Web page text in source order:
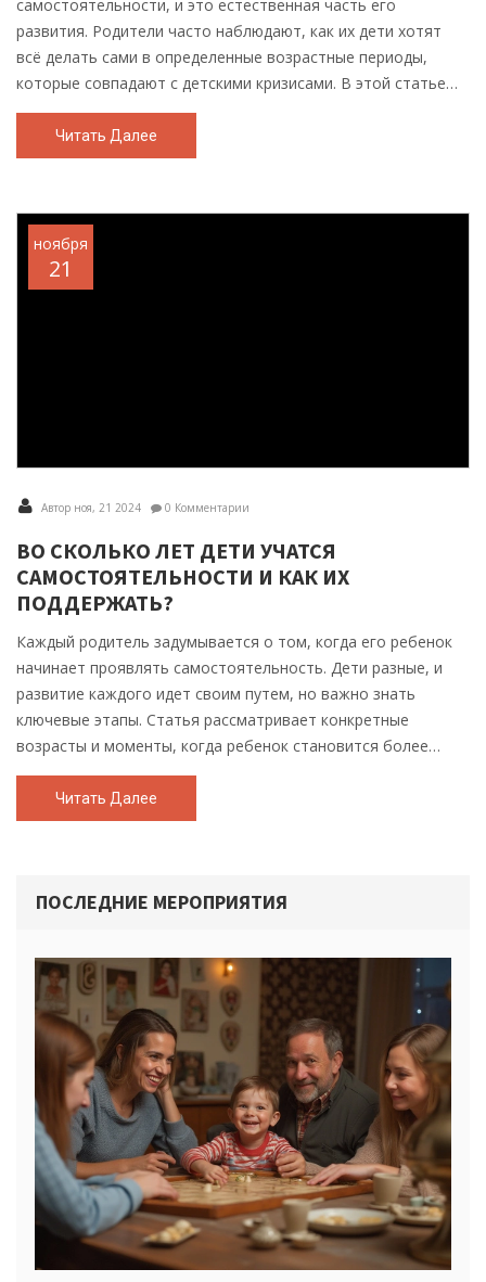
самостоятельности, и это естественная часть его
развития. Родители часто наблюдают, как их дети хотят
всё делать сами в определенные возрастные периоды,
которые совпадают с детскими кризисами. В этой статье
рассматриваются основные возрастные этапы, когда
возникает желание быть самостоятельным, советы для
родителей по поддержке и направлению этой инициативы.
детей и как помочь им развить это важное качество,
поддерживая гармоничные отношения в семье.
Читать Далее
ноября
21
Автор ноя, 21 2024 0 Комментарии
ВО СКОЛЬКО ЛЕТ ДЕТИ УЧАТСЯ
САМОСТОЯТЕЛЬНОСТИ И КАК ИХ
ПОДДЕРЖАТЬ?
Каждый родитель задумывается о том, когда его ребенок
начинает проявлять самостоятельность. Дети разные, и
развитие каждого идет своим путем, но важно знать
ключевые этапы. Статья рассматривает конкретные
возрасты и моменты, когда ребенок становится более
независимым. Она также даст советы, как родители могут
поддержать этот важный процесс. Узнайте, как развить
самостоятельность у детей и помочь им расти уверенными
Читать Далее
ПОСЛЕДНИЕ МЕРОПРИЯТИЯ